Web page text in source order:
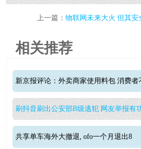
上一篇： 物联网未来大火 但其
相关推荐
新京报评论：外卖商家使用料包 消费者
刷抖音刷出公安部B级逃犯 网友举报有
共享单车海外大撤退, ofo一个月退出8